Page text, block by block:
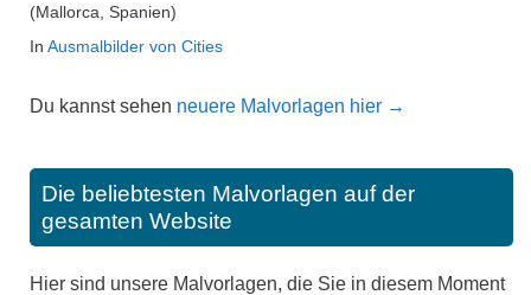
(Mallorca, Spanien)
In Ausmalbilder von Cities
Du kannst sehen neuere Malvorlagen hier →
Die beliebtesten Malvorlagen auf der
gesamten Website
Hier sind unsere Malvorlagen, die Sie in diesem Moment